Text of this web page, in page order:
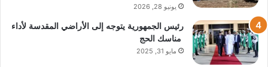
يونيو 28, 2026
رئيس الجمهورية يتوجه إلى الأراضي المقدسة لأداء
مناسك الحج
مايو 31, 2025